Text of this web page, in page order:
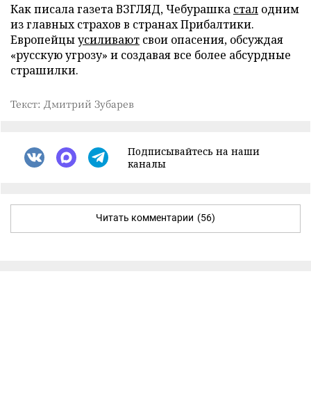
Как писала газета ВЗГЛЯД, Чебурашка стал одним
из главных страхов в странах Прибалтики.
Европейцыусиливают свои опасения, обсуждая
«русскую угрозу» и создавая все более абсурдные
страшилки.
Текст: Дмитрий Зубарев
Подписывайтесь на наши
каналы
Читать комментарии (56)